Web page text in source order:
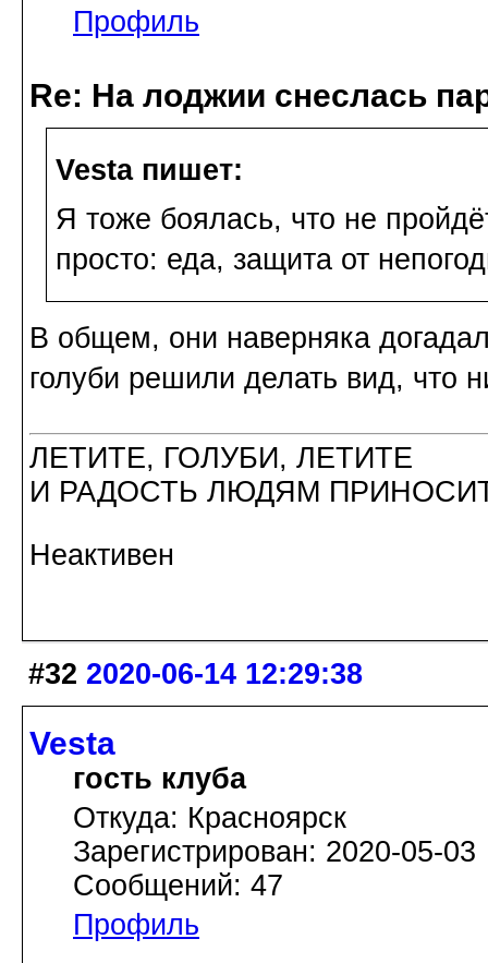
Профиль
Re: На лоджии снеслась
Vesta пишет:
Я тоже боялась, что не
просто: еда, защита от
В общем, они наверняка
голуби решили делать вид, что
ЛЕТИТЕ, ГОЛУБИ, ЛЕТИТЕ
И РАДОСТЬ ЛЮДЯМ
Неактивен
#32 2020-06-14 12:29:38
Vesta
гость клуба
Откуда: Красноярск
Зарегистрирован: 2020-05-03
Сообщений: 47
Профиль